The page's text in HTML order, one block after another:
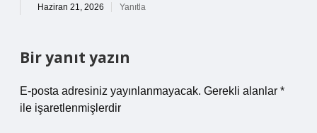
Haziran 21, 2026 Yanıtla
Bir yanıt yazın
E-posta adresiniz yayınlanmayacak. Gerekli alanlar *
ile işaretlenmişlerdir